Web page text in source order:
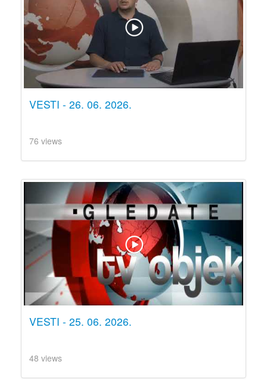
VESTI - 26. 06. 2026.
76 views
VESTI - 25. 06. 2026.
48 views